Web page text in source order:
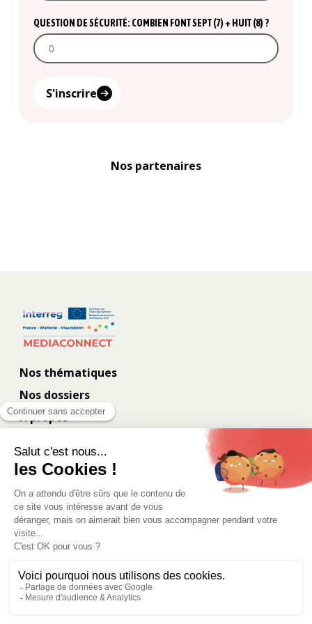
QUESTION DE SÉCURITÉ: COMBIEN FONT SEPT (7) + HUIT (8) ?
S'inscrire
Nos partenaires
Nos thématiques
Nos dossiers
À propos
Contact
Les coulisses
Eurometropolis.eu